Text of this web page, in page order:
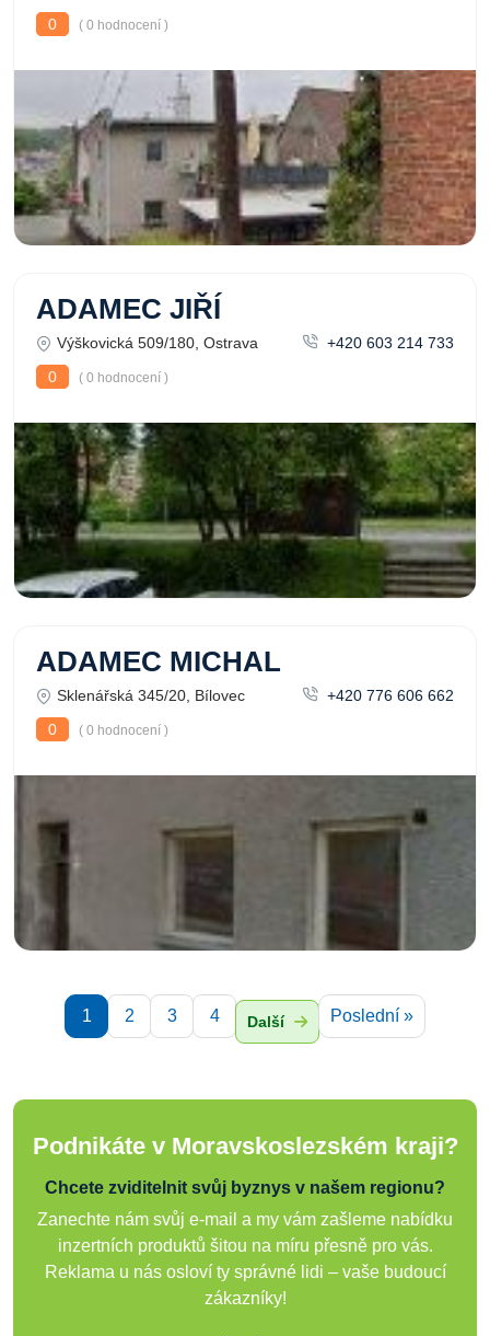
0
( 0 hodnocení )
ADAMEC JIŘÍ
Výškovická 509/180, Ostrava
+420 603 214 733
0
( 0 hodnocení )
ADAMEC MICHAL
Sklenářská 345/20, Bílovec
+420 776 606 662
0
( 0 hodnocení )
1 2 3 4 Další Poslední »
Podnikáte v Moravskoslezském kraji?
Chcete zviditelnit svůj byznys v našem regionu?
Zanechte nám svůj e-mail a my vám zašleme nabídku
inzertních produktů šitou na míru přesně pro vás.
Reklama u nás osloví ty správné lidi – vaše budoucí
zákazníky!